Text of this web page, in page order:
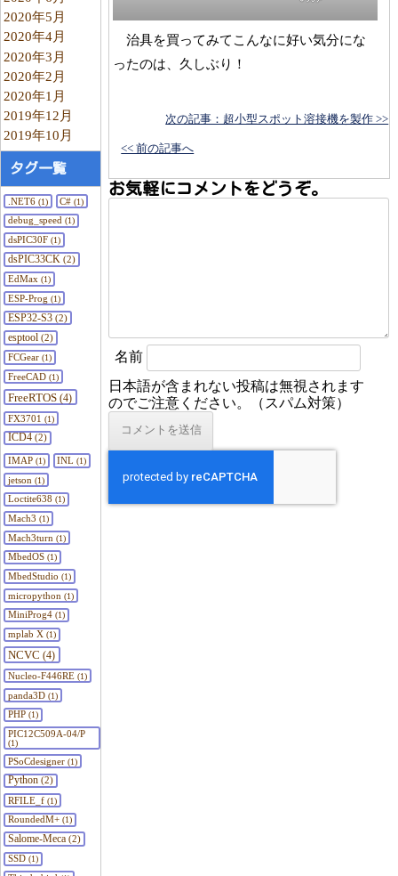
2020年5月
2020年4月
2020年3月
2020年2月
2020年1月
2019年12月
2019年10月
タグ一覧
.NET6(1) C# (1)
debug_speed(1)
dsPIC30F(1)
dsPIC33CK (2)
EdMax (1)
ESP-Prog (1)
ESP32-S3 (2)
esptool (2)
FCGear(1)
FreeCAD(1)
FreeRTOS (4)
FX3701 (1)
ICD4 (2)
IMAP(1) INL (1)
jetson (1)
Loctite638 (1)
Mach3 (1)
Mach3turn (1)
MbedOS(1)
MbedStudio (1)
micropython (1)
MiniProg4(1)
mplab X(1)
NCVC (4)
Nucleo-F446RE(1)
panda3D(1)
PHP(1)
PIC12C509A-04/P
(1)
PSoCdesigner(1)
Python (2)
RFILE_f(1)
RoundedM+(1)
Salome-Meca (2)
SSD(1)
治具を買ってみてこんなに好い気分にな
ったのは、久しぶり！
次の記事：超小型スポット溶接機を製作 >>
<< 前の記事へ
お気軽にコメントをどうぞ。
名前
日本語が含まれない投稿は無視されます
のでご注意ください。（スパム対策）